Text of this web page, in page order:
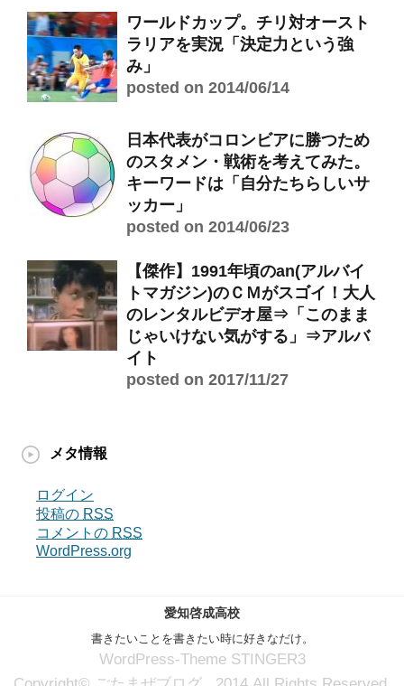
ワールドカップ。チリ対オースト
ラリアを実況「決定力という強
み」
posted on 2014/06/14
日本代表がコロンビアに勝つため
のスタメン・戦術を考えてみた。
キーワードは「自分たちらしいサ
ッカー」
posted on 2014/06/23
【傑作】1991年頃のan(アルバイ
トマガジン)のＣＭがスゴイ！大人
のレンタルビデオ屋⇒「このまま
じゃいけない気がする」⇒アルバ
イト
posted on 2017/11/27
メタ情報
ログイン
投稿の RSS
コメントの RSS
WordPress.org
愛知啓成高校
書きたいことを書きたい時に好きなだけ。
WordPress-Theme STINGER3